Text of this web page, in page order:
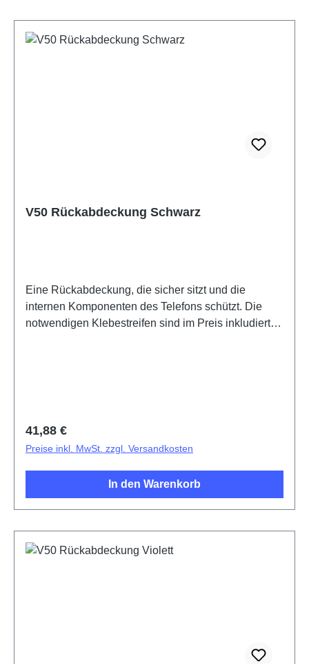
V50 Rückabdeckung Schwarz
Eine Rückabdeckung, die sicher sitzt und die
internen Komponenten des Telefons schützt. Die
notwendigen Klebestreifen sind im Preis inkludiert
Regulärer Preis:
41,88 €
Preise inkl. MwSt. zzgl. Versandkosten
In den Warenkorb